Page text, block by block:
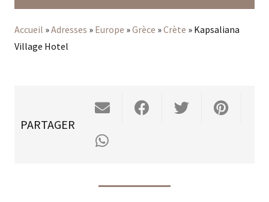
Accueil »Adresses » Europe »Grèce »Crète » Kapsaliana
Village Hotel
PARTAGER